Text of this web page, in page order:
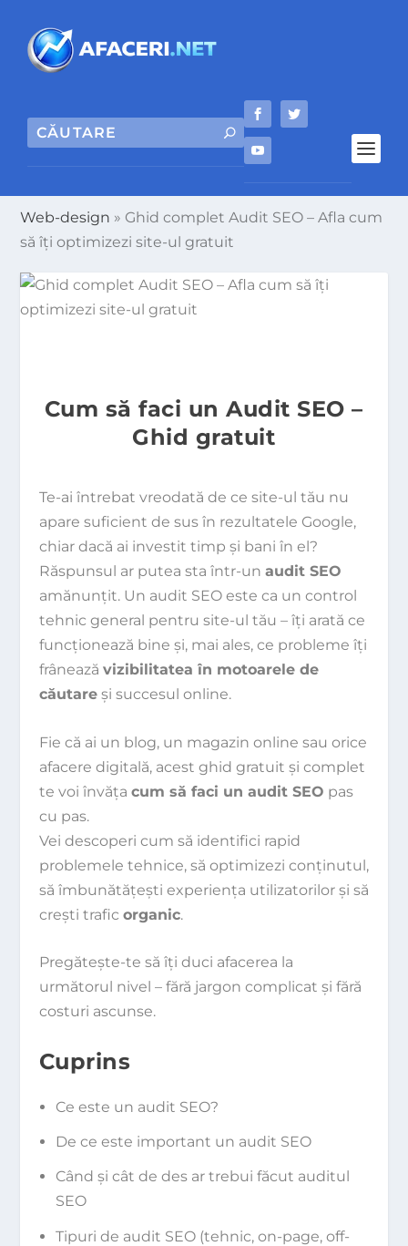
Web-design » Ghid complet Audit SEO – Afla cum
să îți optimizezi site-ul gratuit
Cum să faci un Audit SEO –
Ghid gratuit
Te-ai întrebat vreodată de ce site-ul tău nu
apare suficient de sus în rezultatele Google,
chiar dacă ai investit timp și bani în el?
Răspunsul ar putea sta într-un audit SEO
amănunțit. Un audit SEO este ca un control
tehnic general pentru site-ul tău – îți arată ce
funcționează bine și, mai ales, ce probleme îți
frânează vizibilitatea în motoarele de
căutareși succesul online.
Fie că ai un blog, un magazin online sau orice
afacere digitală, acest ghid gratuit și complet
te voi învăța cum să faci un audit SEO pas
cu pas.
Vei descoperi cum să identifici rapid
problemele tehnice, să optimizezi conținutul,
să îmbunătățești experiența utilizatorilor și să
crești trafic organic.
Pregătește-te să îți duci afacerea la
următorul nivel – fără jargon complicat și fără
costuri ascunse.
Cuprins
Ce este un audit SEO?
De ce este important un audit SEO
Când și cât de des ar trebui făcut auditul
SEO
Tipuri de audit SEO (tehnic, on-page, off-